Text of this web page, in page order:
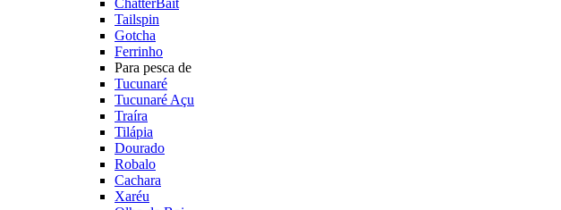
ChatterBait
Tailspin
Gotcha
Ferrinho
Para pesca de
Tucunaré
Tucunaré Açu
Traíra
Tilápia
Dourado
Robalo
Cachara
Xaréu